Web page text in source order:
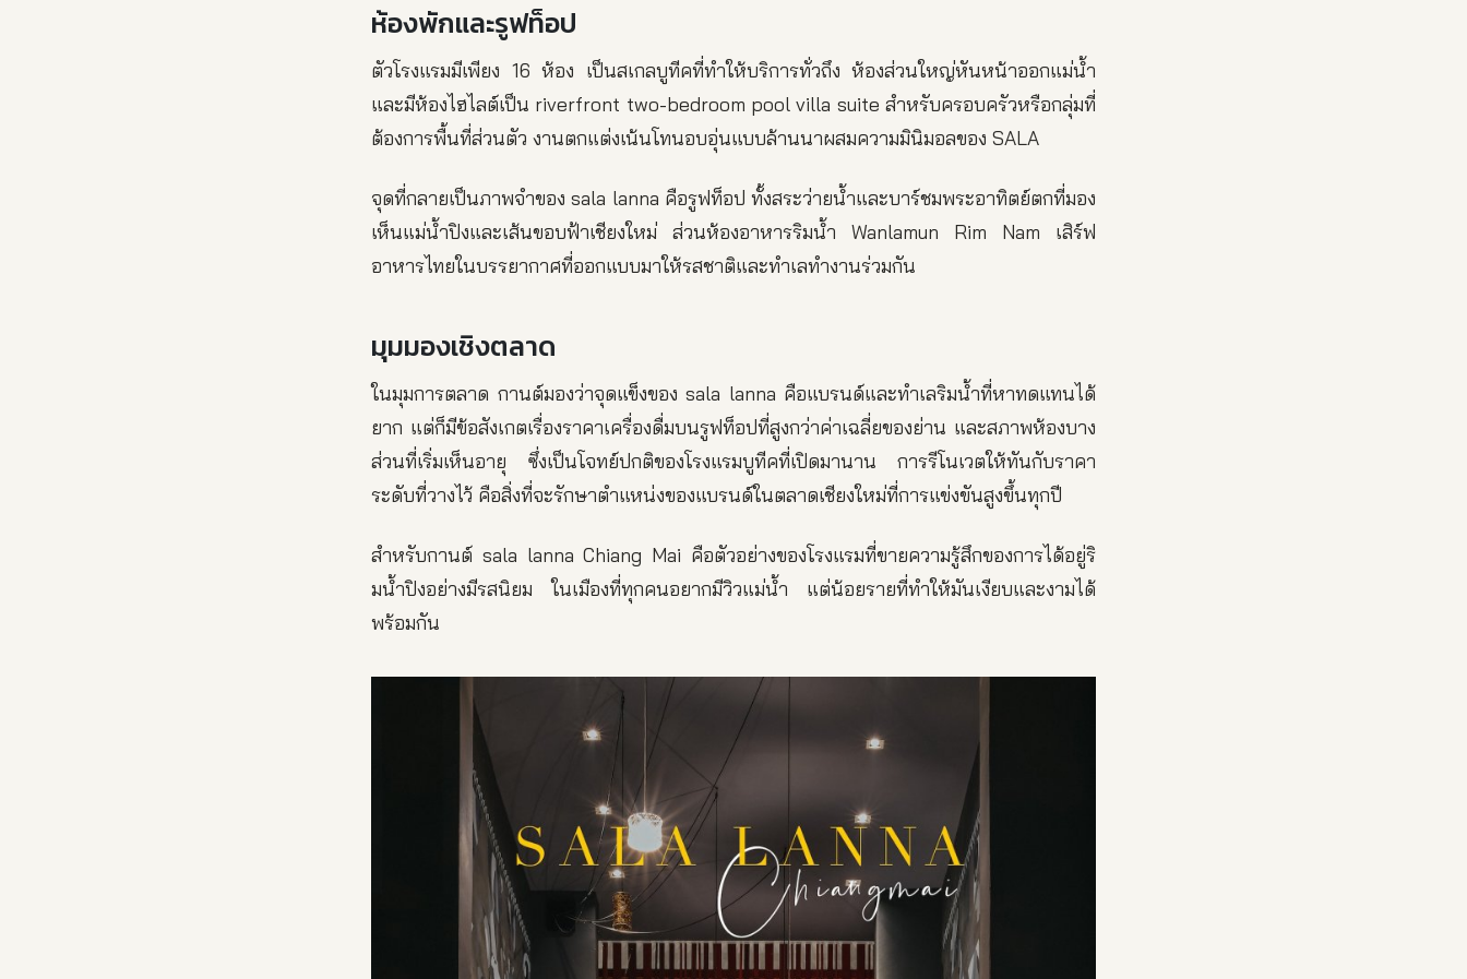
ห้องพักและรูฟท็อป
ตัวโรงแรมมีเพียง 16 ห้อง เป็นสเกลบูทีคที่ทำให้บริการทั่วถึง ห้องส่วนใหญ่หันหน้าออกแม่น้ำ
และมีห้องไฮไลต์เป็น riverfront two-bedroom pool villa suite สำหรับครอบครัวหรือกลุ่มที่
ต้องการพื้นที่ส่วนตัว งานตกแต่งเน้นโทนอบอุ่นแบบล้านนาผสมความมินิมอลของ SALA
จุดที่กลายเป็นภาพจำของ sala lanna คือรูฟท็อป ทั้งสระว่ายน้ำและบาร์ชมพระอาทิตย์ตกที่มอง
เห็นแม่น้ำปิงและเส้นขอบฟ้าเชียงใหม่ ส่วนห้องอาหารริมน้ำ Wanlamun Rim Nam เสิร์ฟ
อาหารไทยในบรรยากาศที่ออกแบบมาให้รสชาติและทำเลทำงานร่วมกัน
มุมมองเชิงตลาด
ในมุมการตลาด กานต์มองว่าจุดแข็งของ sala lanna คือแบรนด์และทำเลริมน้ำที่หาทดแทนได้
ยาก แต่ก็มีข้อสังเกตเรื่องราคาเครื่องดื่มบนรูฟท็อปที่สูงกว่าค่าเฉลี่ยของย่าน และสภาพห้องบาง
ส่วนที่เริ่มเห็นอายุ ซึ่งเป็นโจทย์ปกติของโรงแรมบูทีคที่เปิดมานาน การรีโนเวตให้ทันกับราคา
ระดับที่วางไว้ คือสิ่งที่จะรักษาตำแหน่งของแบรนด์ในตลาดเชียงใหม่ที่การแข่งขันสูงขึ้นทุกปี
สำหรับกานต์ sala lanna Chiang Mai คือตัวอย่างของโรงแรมที่ขายความรู้สึกของการได้อยู่ริ
มน้ำปิงอย่างมีรสนิยม ในเมืองที่ทุกคนอยากมีวิวแม่น้ำ แต่น้อยรายที่ทำให้มันเงียบและงามได้
พร้อมกัน